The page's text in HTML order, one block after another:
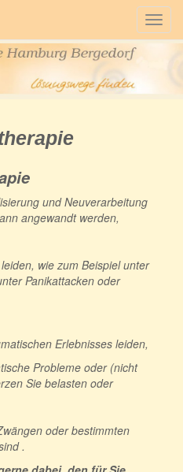
und Neuverarbeitung
angewandt werden,
wie zum Beispiel unter
Panikattacken oder
Erlebnisses leiden,
Probleme oder (nicht
Sie belasten oder
oder bestimmten
.